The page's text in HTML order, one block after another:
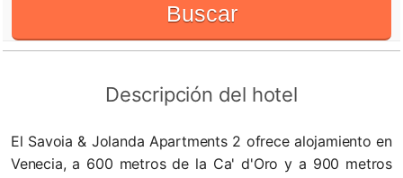
Buscar
Descripción del hotel
El Savoia & Jolanda Apartments 2 ofrece alojamiento en
Venecia, a 600 metros de la Ca' d'Oro y a 900 metros